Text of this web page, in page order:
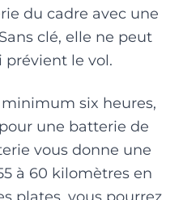
du cadre avec une
clé, elle ne peut
prévient le vol.
six heures,
une batterie de
vous donne une
à 60 kilomètres en